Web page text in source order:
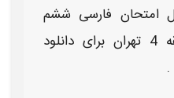
امتحان فارسی ششم
برای دانلود
.